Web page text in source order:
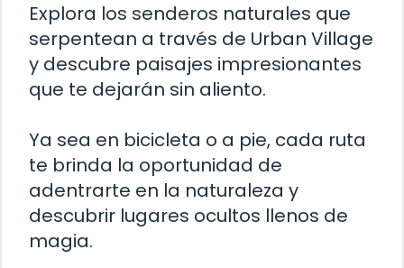
Explora los senderos naturales que
serpentean a través de Urban Village
y descubre paisajes impresionantes
que te dejarán sin aliento.
Ya sea en bicicleta o a pie, cada ruta
te brinda la oportunidad de
adentrarte en la naturaleza y
descubrir lugares ocultos llenos de
magia.